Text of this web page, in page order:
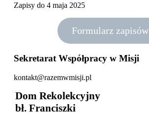
Zapisy do 4 maja 2025
Formularz zapisów
Sekretarat Współpracy w Misji
kontakt@razemwmisji.pl
Dom Rekolekcyjny
bł. Franciszki